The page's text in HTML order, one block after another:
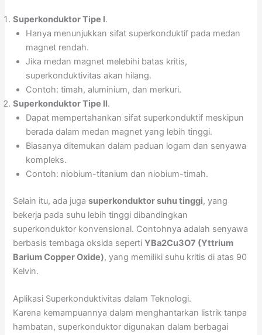
Superkonduktor Tipe I.
Hanya menunjukkan sifat superkonduktif pada medan
magnet rendah.
Jika medan magnet melebihi batas kritis,
superkonduktivitas akan hilang.
Contoh: timah, aluminium, dan merkuri.
Superkonduktor Tipe II.
Dapat mempertahankan sifat superkonduktif meskipun
berada dalam medan magnet yang lebih tinggi.
Biasanya ditemukan dalam paduan logam dan senyawa
kompleks.
Contoh: niobium-titanium dan niobium-timah.
Selain itu, ada jugasuperkonduktor suhu tinggi, yang
bekerja pada suhu lebih tinggi dibandingkan
superkonduktor konvensional. Contohnya adalah senyawa
berbasis tembaga oksida sepertiYBa2Cu3O7 (Yttrium
Barium Copper Oxide), yang memiliki suhu kritis di atas 90
Kelvin.
Aplikasi Superkonduktivitas dalam Teknologi.
Karena kemampuannya dalam menghantarkan listrik tanpa
hambatan, superkonduktor digunakan dalam berbagai